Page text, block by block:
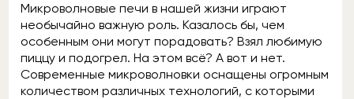
Микроволновые печи в нашей жизни играют
необычайно важную роль. Казалось бы, чем
особенным они могут порадовать? Взял любимую
пиццу и подогрел. На этом всё? А вот и нет.
Современные микроволновки оснащены огромным
количеством различных технологий, с которыми